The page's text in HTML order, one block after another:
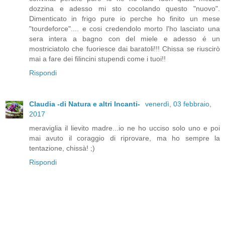
dozzina e adesso mi sto cocolando questo "nuovo".
Dimenticato in frigo pure io perche ho finito un mese
"tourdeforce".... e cosi credendolo morto l'ho lasciato una
sera intera a bagno con del miele e adesso é un
mostriciatolo che fuoriesce dai baratoli!!! Chissa se riuscirò
mai a fare dei filincini stupendi come i tuoi!!
Rispondi
Claudia -di Natura e altri Incanti-
venerdì, 03 febbraio,
2017
meraviglia il lievito madre...io ne ho ucciso solo uno e poi
mai avuto il coraggio di riprovare, ma ho sempre la
tentazione, chissà! ;)
Rispondi